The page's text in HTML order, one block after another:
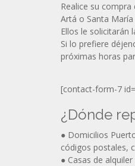
Realice su
Artá o Santa
Ellos le solicitarán
Si lo prefiere
próximas horas
[contact-form-7
¿Dónde
● Domicilios
códigos postales,
● Casas de